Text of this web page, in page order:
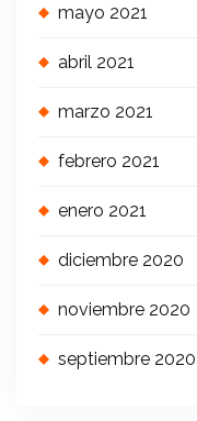
mayo 2021
abril 2021
marzo 2021
febrero 2021
enero 2021
diciembre 2020
noviembre 2020
septiembre 2020